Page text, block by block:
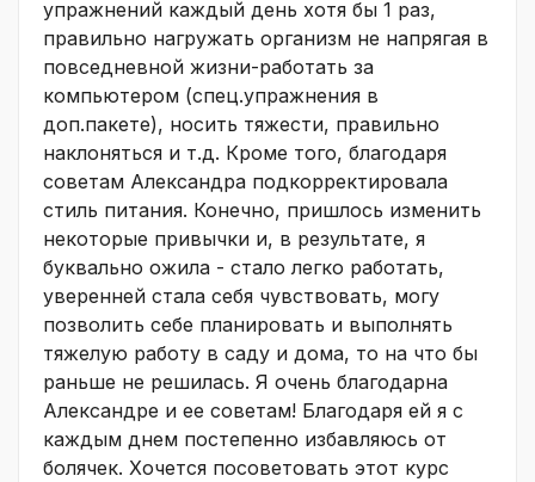
упражнений каждый день хотя бы 1 раз,
правильно нагружать организм не напрягая в
повседневной жизни-работать за
компьютером (спец.упражнения в
доп.пакете), носить тяжести, правильно
наклоняться и т.д. Кроме того, благодаря
советам Александра подкорректировала
стиль питания. Конечно, пришлось изменить
некоторые привычки и, в результате, я
буквально ожила - стало легко работать,
уверенней стала себя чувствовать, могу
позволить себе планировать и выполнять
тяжелую работу в саду и дома, то на что бы
раньше не решилась. Я очень благодарна
Александре и ее советам! Благодаря ей я с
каждым днем постепенно избавляюсь от
болячек. Хочется посоветовать этот курс